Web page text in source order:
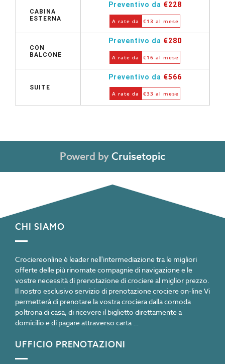
CABINA
ESTERNA
CON
BALCONE
SUITE
Preventivo da €228
A rate da €13 al mese
Preventivo da €280
A rate da €16 al mese
Preventivo da €566
A rate da €33 al mese
Powerd byCruisetopic
CHI SIAMO
Crociereonline è leader nell'intermediazione tra le migliori
offerte delle più rinomate compagnie di navigazione e le
vostre necessità di prenotazione di crociere al miglior prezzo.
Il nostro esclusivo servizio di prenotazione crociere on-line Vi
permetterà di prenotare la vostra crociera dalla comoda
poltrona di casa, di ricevere il biglietto direttamente a
domicilio e di pagare attraverso carta …
UFFICIO PRENOTAZIONI